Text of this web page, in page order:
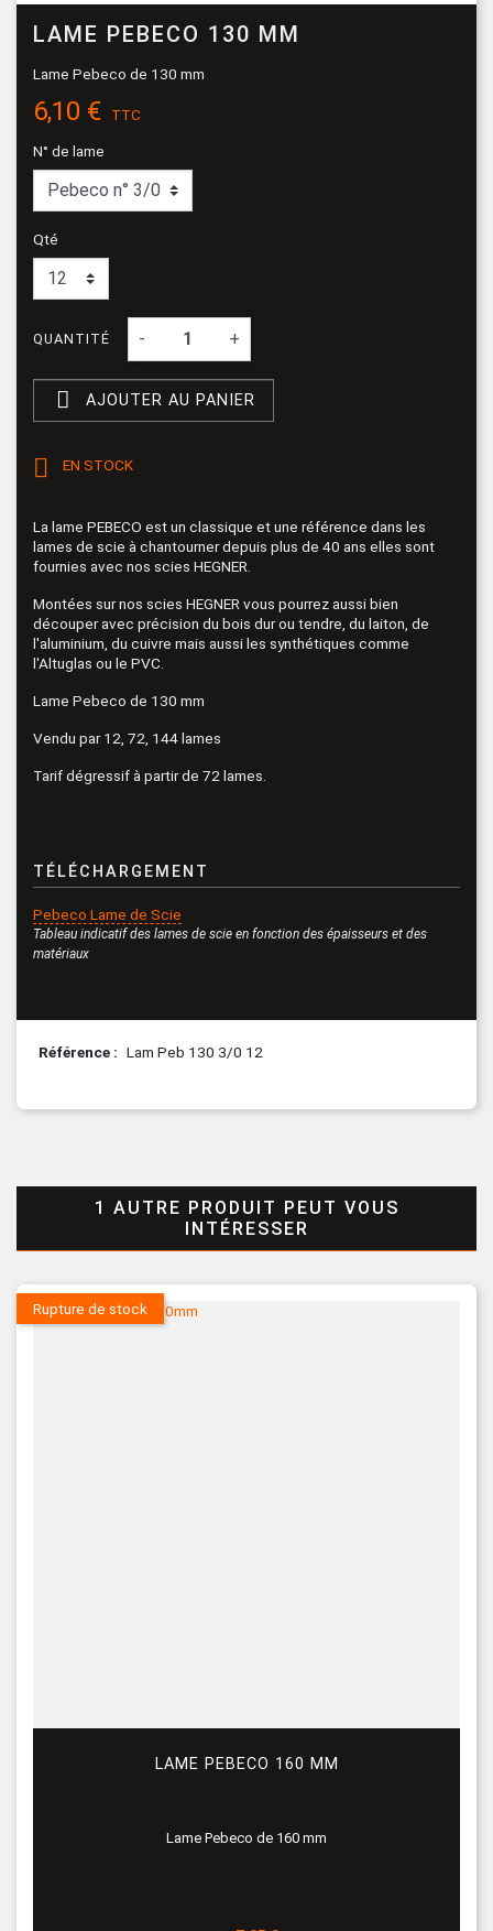
LAME PEBECO 130 MM
Lame Pebeco de 130 mm
6,10 € TTC
N° de lame
Qté
QUANTITÉ - +
 AJOUTER AU PANIER
 EN STOCK
La lame PEBECO est un classique et une référence dans les
lames de scie à chantourner depuis plus de 40 ans elles sont
fournies avec nos scies HEGNER.
Montées sur nos scies HEGNER vous pourrez aussi bien
découper avec précision du bois dur ou tendre, du laiton, de
l'aluminium, du cuivre mais aussi les synthétiques comme
l'Altuglas ou le PVC.
Lame Pebeco de 130 mm
Vendu par 12, 72, 144 lames
Tarif dégressif à partir de 72 lames.
TÉLÉCHARGEMENT
Pebeco Lame de Scie
Tableau indicatif des lames de scie en fonction des épaisseurs et des
matériaux
Référence Lam Peb 130 3/0 12
1 AUTRE PRODUIT PEUT VOUS
INTÉRESSER
LAME PEBECO 160 MM
Lame Pebeco de 160 mm
Rupture de stock